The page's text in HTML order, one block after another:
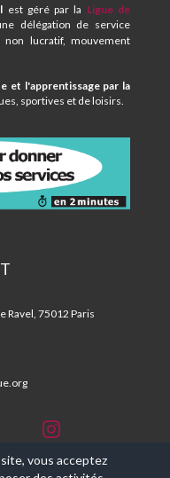
est géré par la Ligue de
délégation de service
lucratif, mouvement
et l'apprentissage par la
sportives et de loisirs.
Ravel, 75012 Paris
vous acceptez